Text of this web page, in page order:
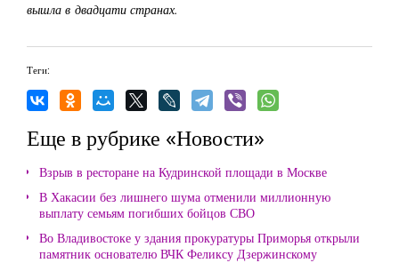
вышла в двадцати странах.
Теги:
Еще в рубрике «Новости»
Взрыв в ресторане на Кудринской площади в Москве
В Хакасии без лишнего шума отменили миллионную
выплату семьям погибших бойцов СВО
Во Владивостоке у здания прокуратуры Приморья открыли
памятник основателю ВЧК Феликсу Дзержинскому